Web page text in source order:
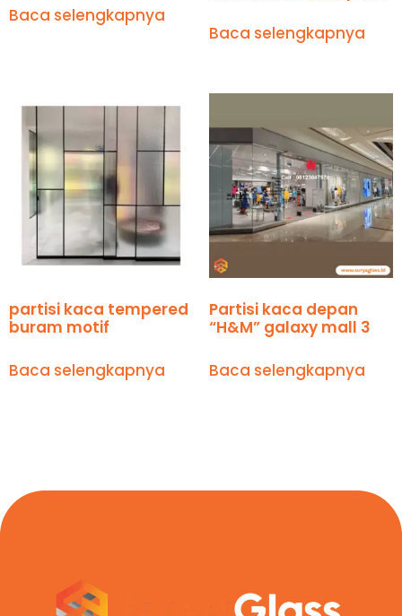
Baca selengkapnya
Baca selengkapnya
partisi kaca tempered
buram motif
Baca selengkapnya
Partisi kaca depan
“H&M” galaxy mall 3
Baca selengkapnya